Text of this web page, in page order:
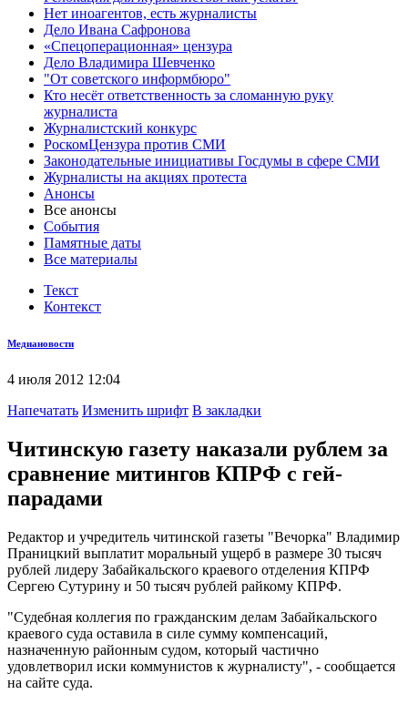
Нет иноагентов, есть журналисты
Дело Ивана Сафронова
«Спецоперационная» цензура
Дело Владимира Шевченко
"От советского информбюро"
Кто несёт ответственность за сломанную руку
журналиста
Журналистский конкурс
РоскомЦензура против СМИ
Законодательные инициативы Госдумы в сфере СМИ
Журналисты на акциях протеста
Анонсы
Все анонсы
События
Памятные даты
Все материалы
Текст
Контекст
Медиановости
4 июля 2012 12:04
Напечатать Изменить шрифт В закладки
Читинскую газету наказали рублем за
сравнение митингов КПРФ с гей-
парадами
Редактор и учредитель читинской газеты "Вечорка" Владимир
Праницкий выплатит моральный ущерб в размере 30 тысяч
рублей лидеру Забайкальского краевого отделения КПРФ
Сергею Сутурину и 50 тысяч рублей райкому КПРФ.
"Судебная коллегия по гражданским делам Забайкальского
краевого суда оставила в силе сумму компенсаций,
назначенную районным судом, который частично
удовлетворил иски коммунистов к журналисту", - сообщается
на сайте суда.